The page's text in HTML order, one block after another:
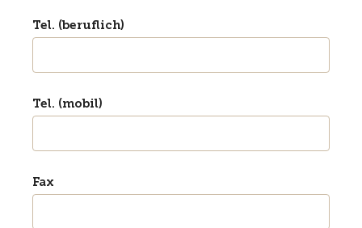
Tel. (beruflich)
Tel. (mobil)
Fax